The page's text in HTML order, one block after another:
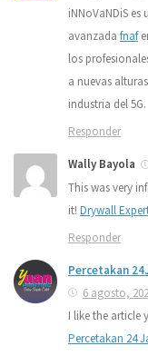
iNNoVaNDiS
avanzada fnaf
los
a nuevas
industria del 5G.
Responder
Wally Bayola
This was very
it! Drywall
Responder
Percetakan
6 agosto,
I like the article
Percetakan 24